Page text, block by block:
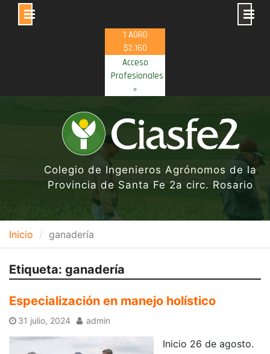
1 AGRO
$2.160
Acceso
Profesionales
»
Colegio de Ingenieros Agrónomos de la
Provincia de Santa Fe 2a circ. Rosario
Inicio ganadería
Etiqueta: ganadería
Especialización en manejo holístico
31 julio, 2024 admin
Inicio 26 de agosto.